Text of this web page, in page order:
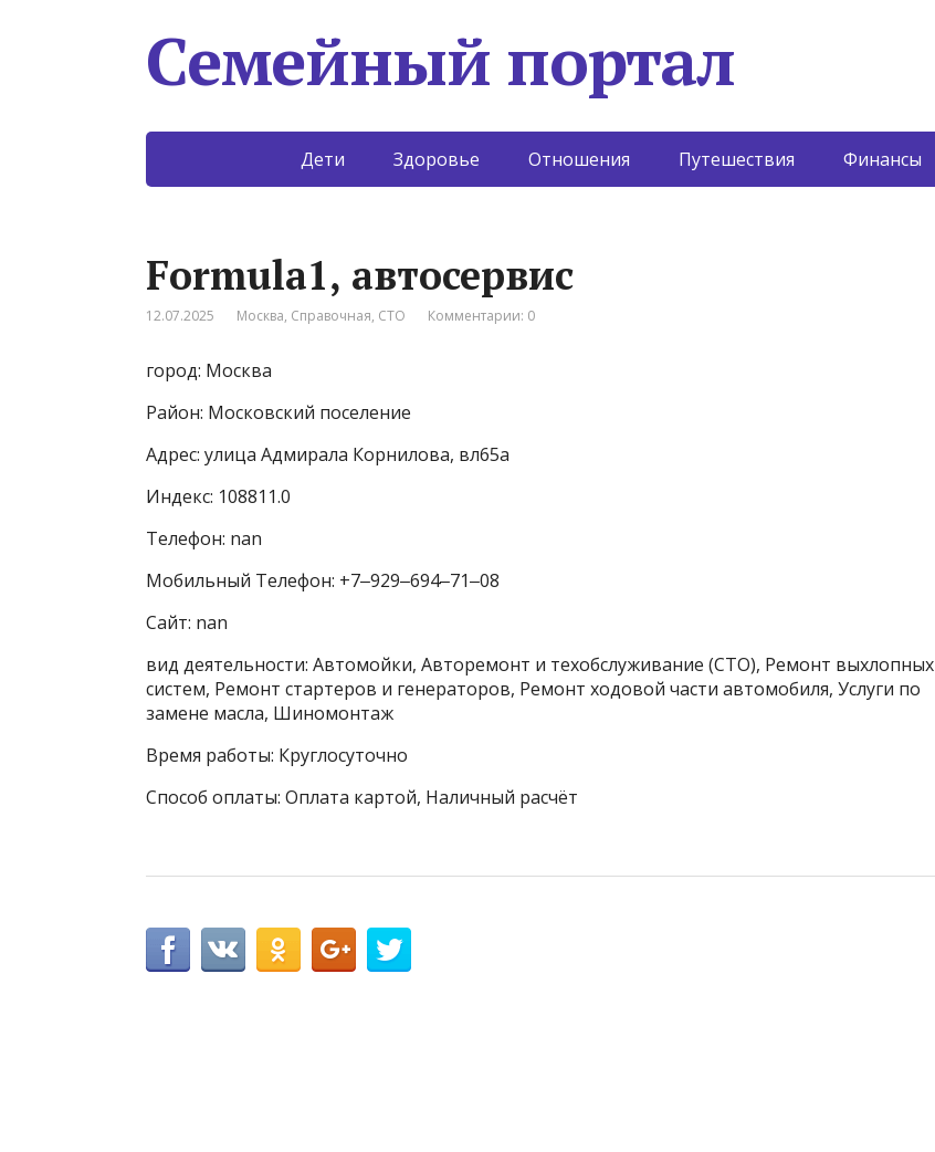
Семейный портал
Дети Здоровье Отношения Путешествия Финансы
Formula1, автосервис
12.07.2025 Москва, Справочная, СТО Комментарии: 0
город: Москва
Район: Московский поселение
Адрес: улица Адмирала Корнилова, вл65а
Индекс: 108811.0
Телефон: nan
Мобильный Телефон: +7‒929‒694‒71‒08
Сайт: nan
вид деятельности: Автомойки, Авторемонт и техобслуживание (СТО), Ремонт выхлопных
систем, Ремонт стартеров и генераторов, Ремонт ходовой части автомобиля, Услуги по
замене масла, Шиномонтаж
Время работы: Круглосуточно
Способ оплаты: Оплата картой, Наличный расчёт